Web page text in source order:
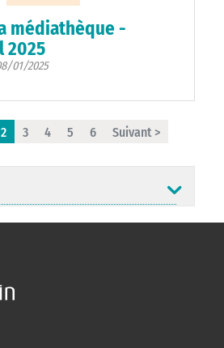
médiathèque -
2025
01/2025
2 3 4 5 6 Suivant >